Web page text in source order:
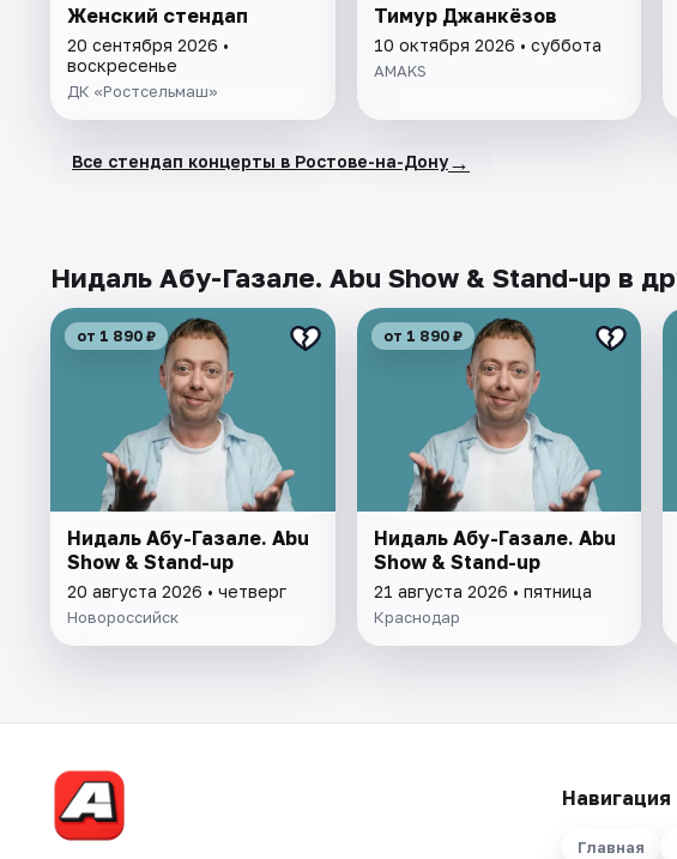
Женский стендап
20 сентября 2026 •
воскресенье
ДК «Ростсельмаш»
Тимур Джанкёзов
10 октября 2026 • суббота
AMAKS
Все стендап концерты в Ростове-на-Дону→
Нидаль Абу-Газале. Abu Show & Stand-up в
от 1 890 ₽
Нидаль Абу-Газале. Abu
Show & Stand-up
20 августа 2026 • четверг
Новороссийск
от 1 890 ₽
Нидаль Абу-Газале. Abu
Show & Stand-up
21 августа 2026 • пятница
Краснодар
Навигация
Главная